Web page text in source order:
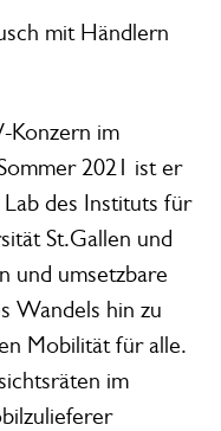
mit Händlern
Konzern im
2021 ist er
des Instituts für
St.Gallen und
und umsetzbare
Wandels hin zu
Mobilität für alle.
im